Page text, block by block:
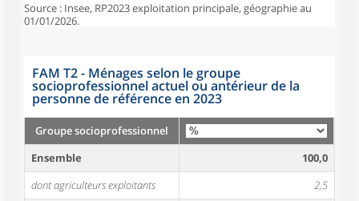
Source : Insee, RP2023 exploitation principale, géographie au
01/01/2026.
FAM T2 - Ménages selon le groupe
socioprofessionnel actuel ou antérieur de la
personne de référence en 2023
Groupe socioprofessionnel
Ensemble
100,0
dont agriculteurs exploitants
2,5